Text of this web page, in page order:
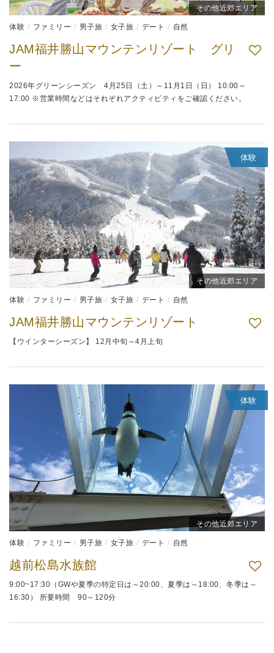
その他近郊エリア
体験 ファミリー 男子旅 女子旅 デート 自然
JAM福井勝山マウンテンリゾート グリ
ー
2026年グリーンシーズン 4月25日（土）～11月1日（日） 10:00～
17:00 ※営業時間などはそれぞれアクティビティをご確認ください。
体験
その他近郊エリア
体験 ファミリー 男子旅 女子旅 デート 自然
JAM福井勝山マウンテンリゾート
【ウインターシーズン】 12月中旬～4月上旬
体験
その他近郊エリア
体験 ファミリー 男子旅 女子旅 デート 自然
越前松島水族館
9:00~17:30（GWや夏季の特定日は～20:00、夏季は～18:00、冬季は～
16:30） 所要時間 90～120分